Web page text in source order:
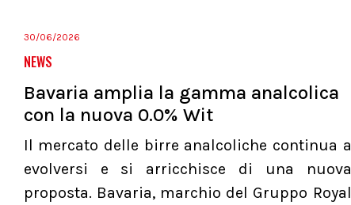
30/06/2026
NEWS
Bavaria amplia la gamma analcolica
con la nuova 0.0% Wit
Il mercato delle birre analcoliche continua a
evolversi e si arricchisce di una nuova
proposta. Bavaria, marchio del Gruppo Royal